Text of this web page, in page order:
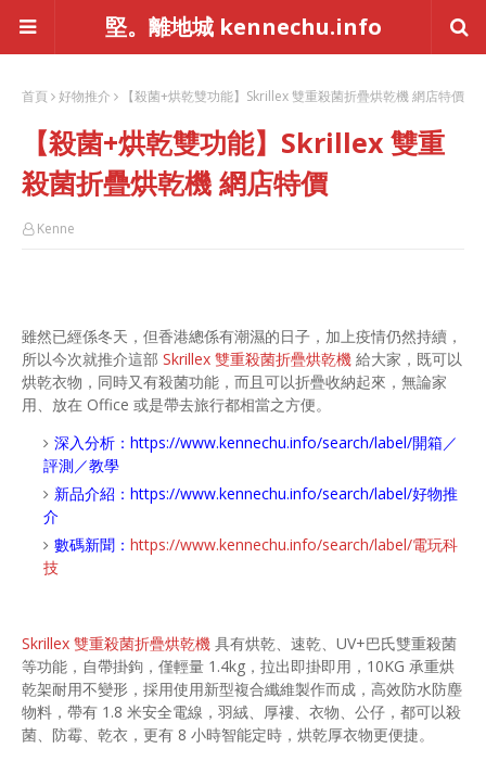
堅。離地城 kennechu.info
首頁 好物推介 【殺菌+烘乾雙功能】Skrillex 雙重殺菌折疊烘乾機 網店特價
【殺菌+烘乾雙功能】Skrillex 雙重
殺菌折疊烘乾機 網店特價
Kenne
雖然已經係冬天，但香港總係有潮濕的日子，加上疫情仍然持續，
所以今次就推介這部 Skrillex 雙重殺菌折疊烘乾機 給大家，既可以
烘乾衣物，同時又有殺菌功能，而且可以折疊收納起來，無論家
用、放在 Office 或是帶去旅行都相當之方便。
深入分析： https://www.kennechu.info/search/label/開箱／
評測／教學
新品介紹： https://www.kennechu.info/search/label/好物推
介
數碼新聞： https://www.kennechu.info/search/label/電玩科
技
Skrillex 雙重殺菌折疊烘乾機 具有烘乾、速乾、UV+巴氏雙重殺菌
等功能，自帶掛鉤，僅輕量 1.4kg，拉出即掛即用，10KG 承重烘
乾架耐用不變形，採用使用新型複合纖維製作而成，高效防水防塵
物料，帶有 1.8 米安全電線，羽絨、厚褸、衣物、公仔，都可以殺
菌、防霉、乾衣，更有 8 小時智能定時，烘乾厚衣物更便捷。